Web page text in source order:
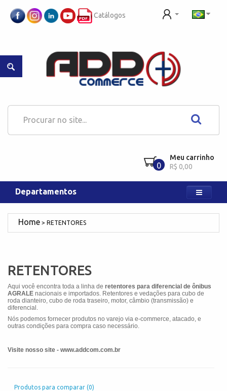
Catálogos
0
Meu carrinho
R$ 0,00
Departamentos
RETENTORES
RETENTORES
Aqui você encontra toda a linha de retentores para diferencial de ônibus
AGRALE nacionais e importados. Retentores e vedações para cubo de
roda dianteiro, cubo de roda traseiro, motor, câmbio (transmissão) e
diferencial.
Nós podemos fornecer produtos no varejo via e-commerce, atacado, e
outras condições para compra caso necessário.
Visite nosso site - www.addcom.com.br
Produtos para comparar (0)